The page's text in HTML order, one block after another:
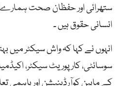
ستھرائی اور حفظان صحت ہمارے
انسانی حقوق ہیں ۔
انہوں نے کہا کہ واش سیکٹر میں
سوسائٹی، کارپوریٹ سیکٹر،
کے مابین کوآرڈینیشن اور باہمی